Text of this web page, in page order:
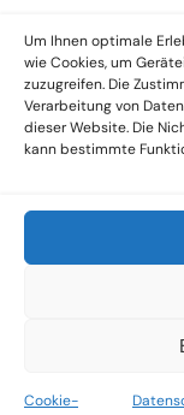
Um Ihnen optimale
wie Cookies, um
zuzugreifen. Die
Verarbeitung von
dieser Website. Die
kann bestimmte
Cookie-
Wir setzen uns
Labels ein und
aus über 30 Jahren
SoulPeddler